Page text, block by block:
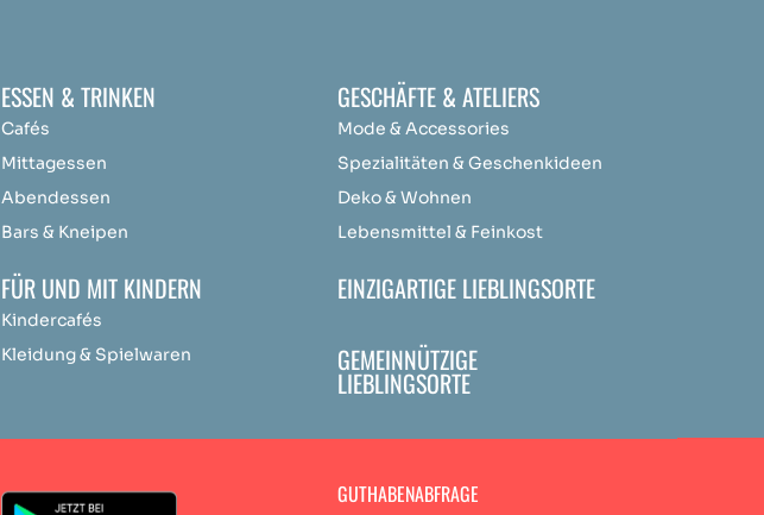
ESSEN & TRINKEN
Cafés
Mittagessen
Abendessen
Bars & Kneipen
FÜR UND MIT KINDERN
Kindercafés
Kleidung & Spielwaren
GESCHÄFTE & ATELIERS
Mode & Accessories
Spezialitäten & Geschenkideen
Deko & Wohnen
Lebensmittel & Feinkost
EINZIGARTIGE LIEBLINGSORTE
GEMEINNÜTZIGE
LIEBLINGSORTE
GUTHABENABFRAGE